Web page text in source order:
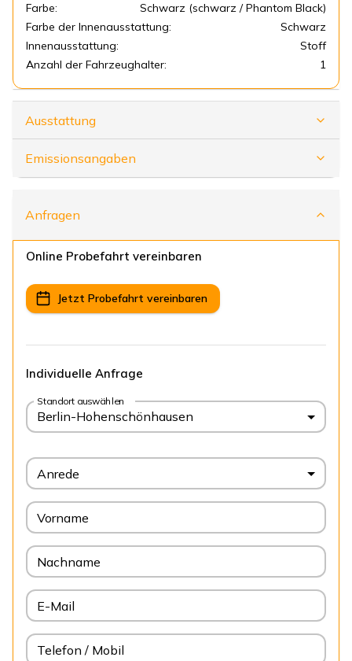
Farbe:
Schwarz (schwarz / Phantom Black)
Farbe der Innenausstattung:
Schwarz
Innenausstattung:
Stoff
Anzahl der Fahrzeughalter:
1
Ausstattung
Emissionsangaben
Anfragen
Online Probefahrt vereinbaren
Jetzt Probefahrt vereinbaren
Individuelle Anfrage
Standort auswählen
Berlin-Hohenschönhausen
Anrede
Vorname
Nachname
E-Mail
Telefon / Mobil